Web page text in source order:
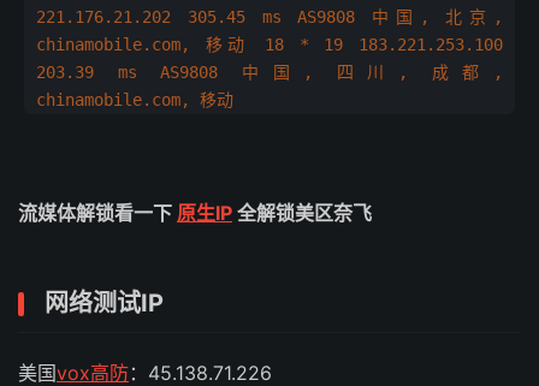
221.176.21.202 305.45 ms AS9808 中国, 北京,
chinamobile.com, 移动 18 * 19 183.221.253.100
203.39 ms AS9808 中国, 四川, 成都,
chinamobile.com, 移动
流媒体解锁看一下 原生IP 全解锁美区奈飞
网络测试IP
美国vox高防：45.138.71.226